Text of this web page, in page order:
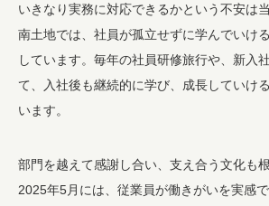
いきなり実務に対応できるかという不安は
南土地では、社員が孤立せずに学んでいけ
しています。毎年の社員研修旅行や、新入
て、入社後も継続的に学び、成長していけ
います。
部門を越えて感謝し合い、支え合う文化も
2025年5月には、従業員が働きがいを実感で